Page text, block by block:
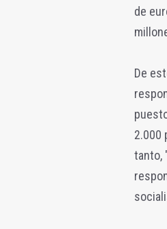
de
De
2.000
tanto,